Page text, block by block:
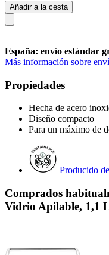
Añadir a la cesta
España: envío estándar
Más información sobre
Propiedades
Hecha de acero
Diseño compacto
Para un máximo de
Producido
Comprados
Vidrio Apilable, 1,1